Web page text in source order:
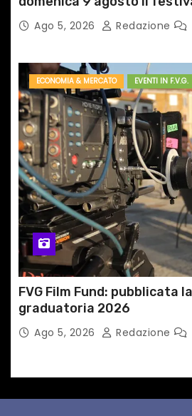
dedicato a Springsteen
Ago 5, 2026 Redazione
ECONOMIA & MERCATO EVENTI IN F.V.G.
FVG Film Fund: pubblicata
graduatoria 2026
Ago 5, 2026 Redazione